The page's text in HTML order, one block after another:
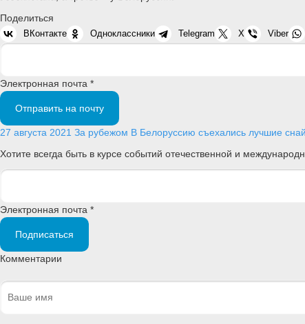
Поделиться
ВКонтакте Одноклассники Telegram X Viber
Электронная почта *
Отправить на почту
27 августа 2021 За рубежом В Белоруссию съехались лучшие
Хотите всегда быть в курсе событий отечественной и
Электронная почта *
Подписаться
Комментарии